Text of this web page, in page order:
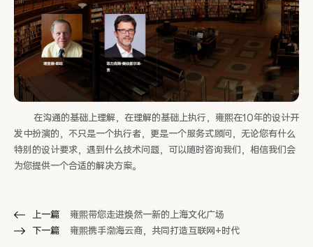
在沟通的基础上理解，在理解的基础上执行，雍熙在10年的设计开
发中扮演的，不只是一个执行者，更是一个服务式顾问，无论您有什么
特别的设计要求，遇到什么技术问题，可以随时咨询我们，相信我们会
为您提供一个合适的解决方案。
上一篇
雍熙带您走进焕然一新的上海文化广场
下一篇
雍熙携手渤海云商，共同打造互联网+时代